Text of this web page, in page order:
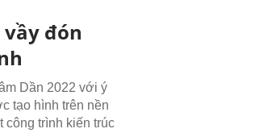
vầy đón
Dần 2022 với ý
tạo hình trên nền
công trình kiến trúc